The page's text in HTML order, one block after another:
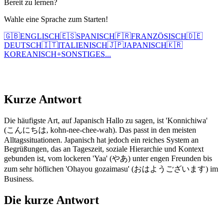
Bereit zu lernen?
Wahle eine Sprache zum Starten!
🇬🇧ENGLISCH🇪🇸SPANISCH🇫🇷FRANZÖSISCH🇩🇪
DEUTSCH🇮🇹ITALIENISCH🇯🇵JAPANISCH🇰🇷
KOREANISCH+SONSTIGES...
Kurze Antwort
Die häufigste Art, auf Japanisch Hallo zu sagen, ist 'Konnichiwa'
(こんにちは, kohn-nee-chee-wah). Das passt in den meisten
Alltagssituationen. Japanisch hat jedoch ein reiches System an
Begrüßungen, das an Tageszeit, soziale Hierarchie und Kontext
gebunden ist, vom lockeren 'Yaa' (やあ) unter engen Freunden bis
zum sehr höflichen 'Ohayou gozaimasu' (おはようございます) im
Business.
Die kurze Antwort